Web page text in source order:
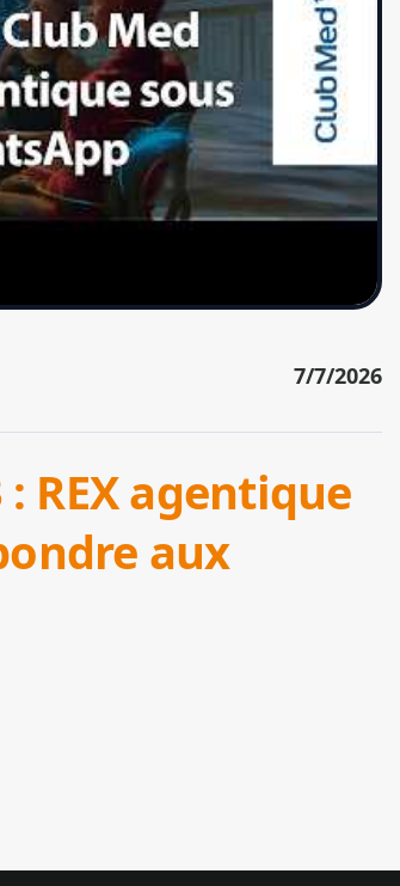
7/7/2026
REX agentique
aux